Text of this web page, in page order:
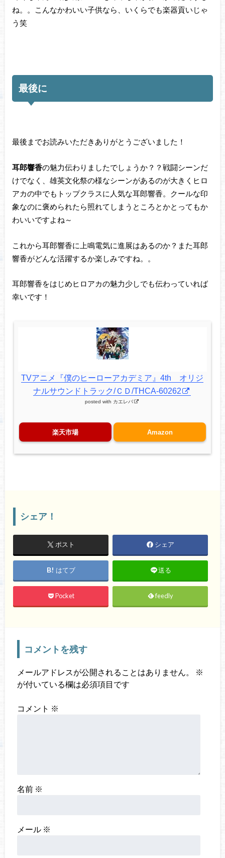
ね。。こんなかわいい子供なら、いくらでも楽器貢いじゃ
う笑
最後に
最後までお読みいただきありがとうございました！
耳郎響香の魅力伝わりましたでしょうか？？戦闘シーンだ
けでなく、雄英文化祭の様なシーンがあるのが大きくヒロ
アカの中でもトップクラスに人気な耳郎響香。クールな印
象なのに褒められたら照れてしまうところとかとってもか
わいいですよね～
これから耳郎響香に上鳴電気に進展はあるのか？また耳郎
響香がどんな活躍するか楽しみですね。。
耳郎響香をはじめヒロアカの魅力少しでも伝わっていれば
幸いです！
TVアニメ『僕のヒーローアカデミア』4th オリジ
ナルサウンドトラック/ＣＤ/THCA-60262
posted with カエレバ
楽天市場 Amazon
シェア！
ポスト シェア
はてブ 送る
Pocket feedly
コメントを残す
メールアドレスが公開されることはありません。
※
が付いている欄は必須項目です
コメント ※
名前 ※
メール ※